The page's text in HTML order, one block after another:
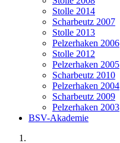
Stolle 2014
Scharbeutz 2007
Stolle 2013
Pelzerhaken 2006
Stolle 2012
Pelzerhaken 2005
Scharbeutz 2010
Pelzerhaken 2004
Scharbeutz 2009
Pelzerhaken 2003
BSV-Akademie